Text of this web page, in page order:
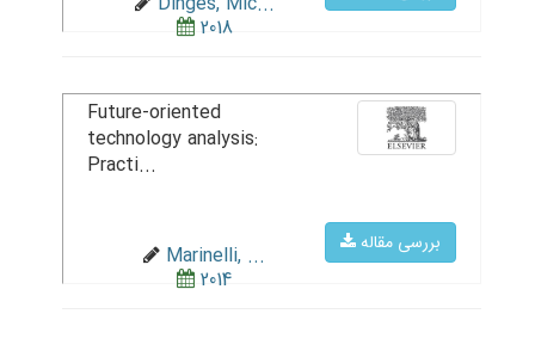
2018
بررسی مقاله
Future-oriented
technology analysis:
Practi...
Marinelli, ...
2014